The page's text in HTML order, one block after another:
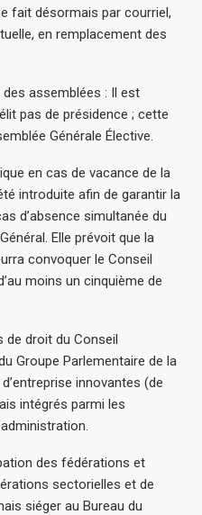
fait désormais par courriel,
en remplacement des
assemblées : Il est
pas de présidence ; cette
Générale Élective.
en cas de vacance de la
introduite afin de garantir la
d’absence simultanée du
Elle prévoit que la
convoquer le Conseil
moins un cinquième de
de droit du Conseil
Groupe Parlementaire de la
innovantes (de
intégrés parmi les
des fédérations et
sectorielles et de
siéger au Bureau du